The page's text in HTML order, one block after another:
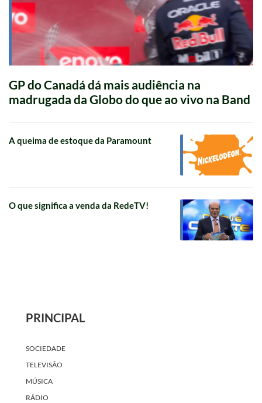
GP do Canadá dá mais audiência na
madrugada da Globo do que ao vivo na Band
A queima de estoque da Paramount
O que significa a venda da RedeTV!
PRINCIPAL
SOCIEDADE
TELEVISÃO
MÚSICA
RÁDIO